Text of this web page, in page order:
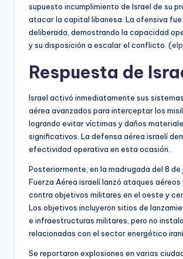
supuesto incumplimiento de Israel de su
atacar la capital libanesa. La ofensiva
deliberada, demostrando la capacidad
y su disposición a escalar el conflicto. (
Respuesta de
Israel activó inmediatamente sus
aérea avanzados para interceptar los
logrando evitar víctimas y daños
significativos. La defensa aérea israelí
efectividad operativa en esta ocasión.
Posteriormente, en la madrugada del 8 de
Fuerza Aérea israelí lanzó ataques aéreos
contra objetivos militares en el oeste y
Los objetivos incluyeron sitios de
e infraestructuras militares, pero no
relacionadas con el sector energético
Se reportaron explosiones en varias